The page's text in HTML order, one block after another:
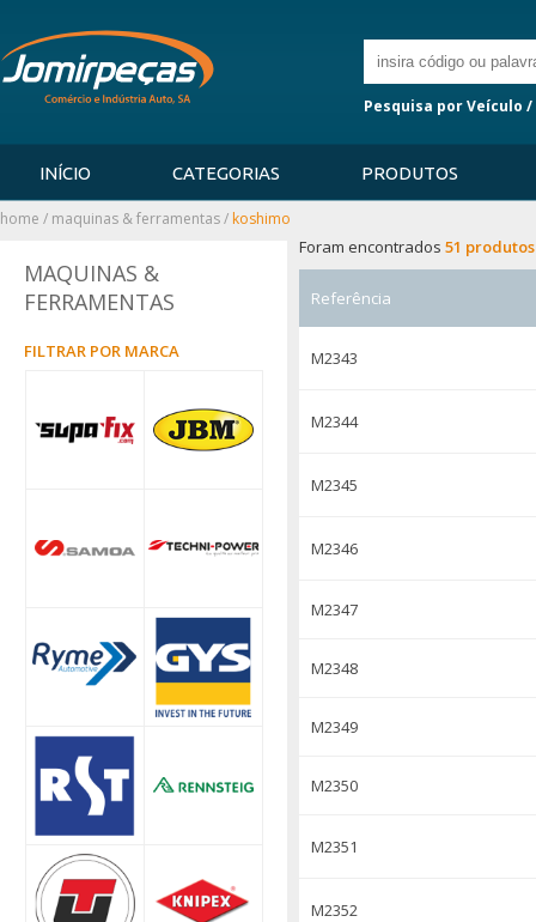
Pesquisa por Veículo
INÍCIO CATEGORIAS PRODUTOS
home / maquinas & ferramentas/ koshimo
MAQUINAS &
FERRAMENTAS
FILTRAR POR MARCA
Foram encontrados 51 produtos
Referência
M2343
M2344
M2345
M2346
M2347
M2348
M2349
M2350
M2351
M2352